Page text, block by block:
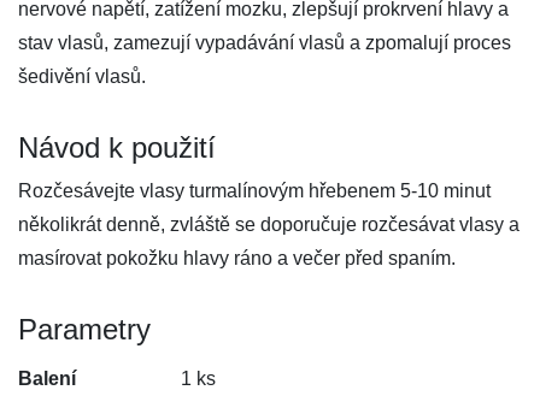
nervové napětí, zatížení mozku, zlepšují prokrvení hlavy a
stav vlasů, zamezují vypadávání vlasů a zpomalují proces
šedivění vlasů.
Návod k použití
Rozčesávejte vlasy turmalínovým hřebenem 5-10 minut
několikrát denně, zvláště se doporučuje rozčesávat vlasy a
masírovat pokožku hlavy ráno a večer před spaním.
Parametry
Balení 1 ks